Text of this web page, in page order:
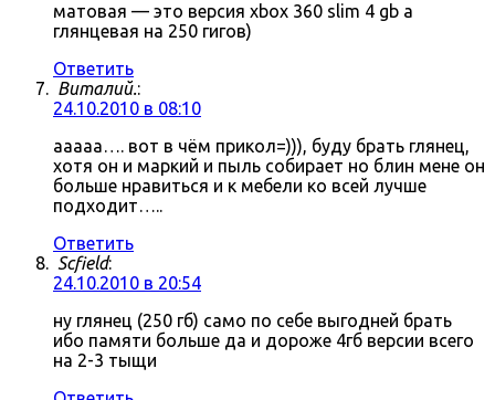
матовая — это версия xbox 360 slim 4 gb а
глянцевая на 250 гигов)
Ответить
Виталий.:
24.10.2010 в 08:10
ааааа…. вот в чём прикол=))), буду брать глянец,
хотя он и маркий и пыль собирает но блин мене он
больше нравиться и к мебели ко всей лучше
подходит…..
Ответить
Scfield:
24.10.2010 в 20:54
ну глянец (250 гб) само по себе выгодней брать
ибо памяти больше да и дороже 4гб версии всего
на 2-3 тыщи